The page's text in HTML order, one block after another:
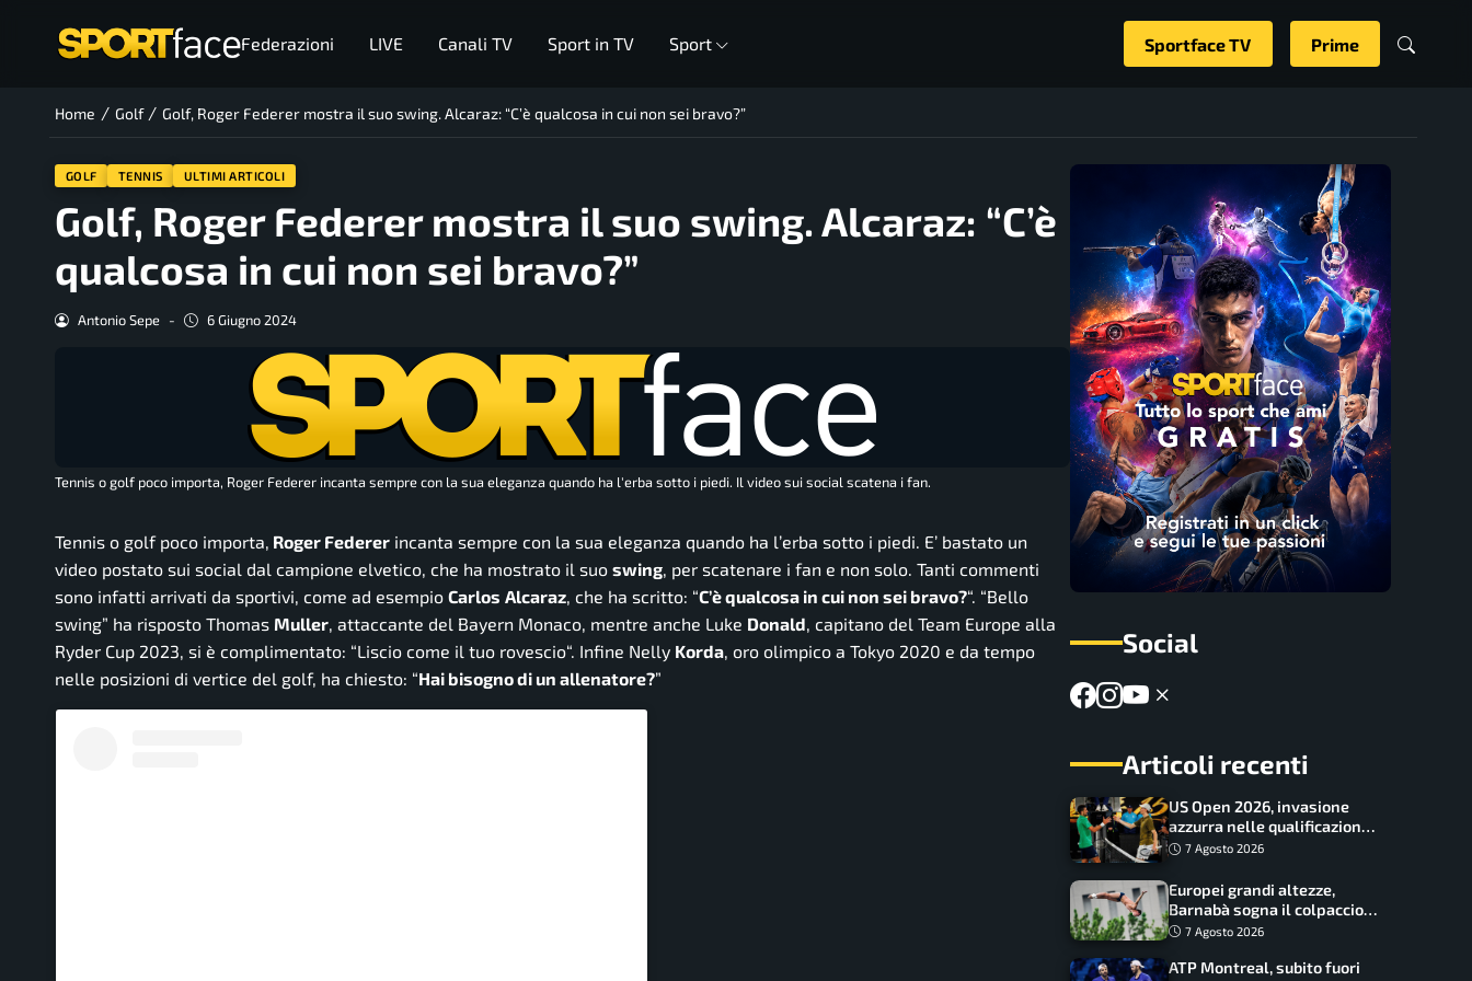
Federazioni LIVE Canali TV Sport in TV Sport Sportface TV Prime
Home / Golf / Golf, Roger Federer mostra il suo swing. Alcaraz: “C’è qualcosa in cui non sei bravo?”
GOLF TENNIS ULTIMI ARTICOLI
Golf, Roger Federer mostra il suo swing. Alcaraz: “C’è
qualcosa in cui non sei bravo?”
Antonio Sepe - 6 Giugno 2024
Tennis o golf poco importa, Roger Federer incanta sempre con la sua eleganza quando ha l'erba sotto i piedi. Il video sui social scatena i fan.
Tennis o golf poco importa, Roger Federer incanta sempre con la sua eleganza quando ha l’erba sotto i piedi. E’ bastato un
video postato sui social dal campione elvetico, che ha mostrato il suo swing, per scatenare i fan e non solo. Tanti commenti
sono infatti arrivati da sportivi, come ad esempio Carlos Alcaraz, che ha scritto: “C’è qualcosa in cui non sei bravo?“. “Bello
swing” ha risposto Thomas Muller, attaccante del Bayern Monaco, mentre anche Luke Donald, capitano del Team Europe alla
Ryder Cup 2023, si è complimentato: “Liscio come il tuo rovescio“. Infine Nelly Korda, oro olimpico a Tokyo 2020 e da tempo
nelle posizioni di vertice del golf, ha chiesto: “Hai bisogno di un allenatore?”
Social
Articoli recenti
US Open 2026, invasione
azzurra nelle qualificazioni:
17 italiani a caccia del main
7 Agosto 2026
Europei grandi altezze,
Barnabà sogna il colpaccio:
è leader a metà gara, Baraldi
7 Agosto 2026
ATP Montreal, subito fuori